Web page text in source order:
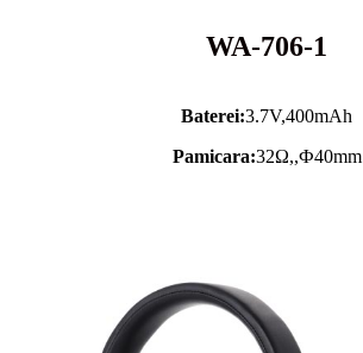
WA-706-1
Baterei:3.7V,400mAh
Pamicara:32Ω,,Ф40mm